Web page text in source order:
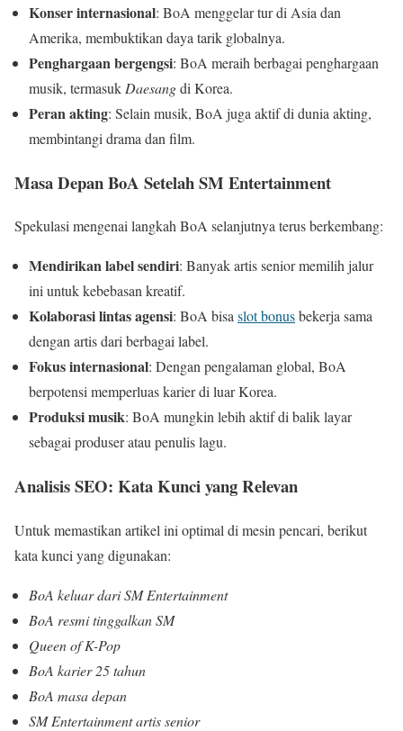
Konser internasional: BoA menggelar tur di Asia dan
Amerika, membuktikan daya tarik globalnya.
Penghargaan bergengsi: BoA meraih berbagai penghargaan
musik, termasuk Daesangdi Korea.
Peran akting: Selain musik, BoA juga aktif di dunia akting,
membintangi drama dan film.
Masa Depan BoA Setelah SM Entertainment
Spekulasi mengenai langkah BoA selanjutnya terus berkembang:
Mendirikan label sendiri: Banyak artis senior memilih jalur
ini untuk kebebasan kreatif.
Kolaborasi lintas agensi: BoA bisaslot bonusbekerja sama
dengan artis dari berbagai label.
Fokus internasional: Dengan pengalaman global, BoA
berpotensi memperluas karier di luar Korea.
Produksi musik: BoA mungkin lebih aktif di balik layar
sebagai produser atau penulis lagu.
Analisis SEO: Kata Kunci yang Relevan
Untuk memastikan artikel ini optimal di mesin pencari, berikut
kata kunci yang digunakan:
BoA keluar dari SM Entertainment
BoA resmi tinggalkan SM
Queen of K-Pop
BoA karier 25 tahun
BoA masa depan
SM Entertainment artis senior